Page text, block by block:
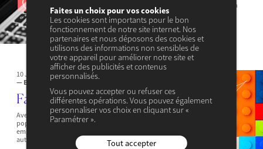
Pour Stéphanie Stancheva, la colère est devenue un
outil central de la communication politique. Sur les
réseaux sociaux, ce sentiment n’est pas laissé au
hasard : il influence durablement…
10 JUILLET 2023
— EMPLOI & COMPÉTENCES
Favoriser les bons emplois
Avec un taux de chômage aux alentours de 7 % de la
population active, la France est au bord du plein
emploi. Pourtant, jamais les entreprises n’ont eu
autant…
Faites un choix pour vos cookies
Les cookies sont importants pour le bon
fonctionnement de notre site internet. Nos
partenaires et nous déposons des cookies et
utilisons des informations non sensibles de
votre appareil pour améliorer notre site et
afficher des publicités et contenus
personnalisés.
Vous pouvez accepter ou refuser ces
différentes opérations. Vous pouvez également
personnaliser vos choix en cliquant sur «
Paramétrer ».
Tout accepter